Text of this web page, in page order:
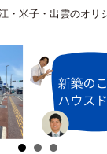
ならない。
ない。 社員等は、当
い。
・米子・出雲のオリ